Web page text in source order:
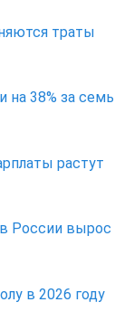
траты
38% за семь
растут
России вырос
в 2026 году